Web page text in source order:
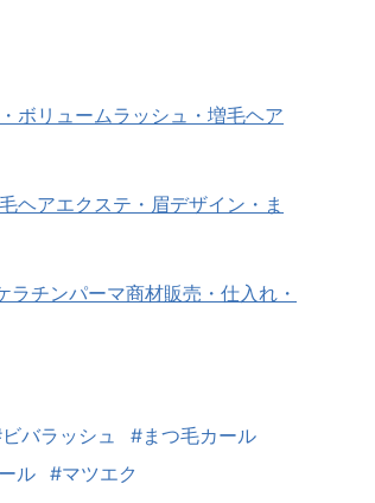
ボリュームラッシュ・増毛ヘア
ヘアエクステ・眉デザイン・ま
チンパーマ商材販売・仕入れ・
バラッシュ
#まつ毛カール
ル #マツエク